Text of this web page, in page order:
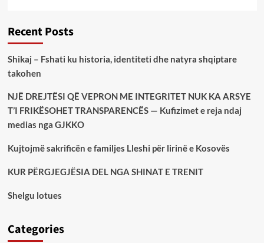
Recent Posts
Shikaj – Fshati ku historia, identiteti dhe natyra shqiptare
takohen
NJË DREJTËSI QË VEPRON ME INTEGRITET NUK KA ARSYE
T’I FRIKËSOHET TRANSPARENCËS — Kufizimet e reja ndaj
medias nga GJKKO
Kujtojmë sakrificën e familjes Lleshi për lirinë e Kosovës
KUR PËRGJEGJËSIA DEL NGA SHINAT E TRENIT
Shelgu lotues
Categories